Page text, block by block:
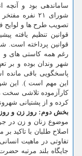
ساماندهی بود و آنچه
تصویب طرح ها و لوایح
قوانین تنظیم یافته
شهر وندان بوده و بر
این مهم است ). این
كارآزموده تلاشی سخت
كرده و از پشتیانی
بخش دوم: روز زن و
موضوع زنان و زن در
اصلاح طلبان با تاكید
تفاوتی در ماهیت
جایگاه بلند مرتبه